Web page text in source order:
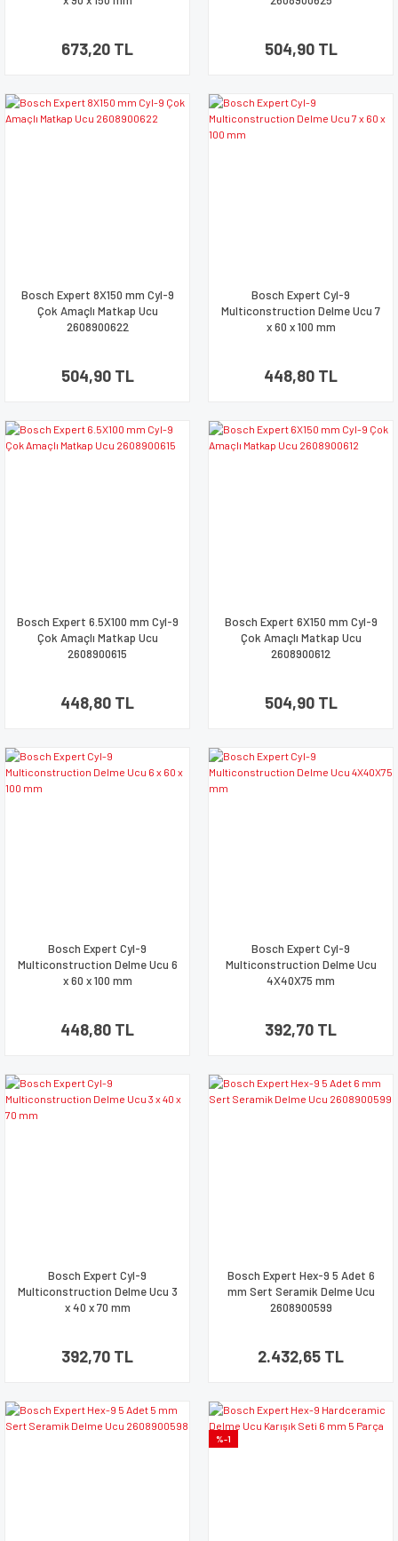
673,20 TL 504,90 TL
Bosch Expert 8X150 mm Cyl-9
Çok Amaçlı Matkap Ucu
2608900622
504,90 TL
Bosch Expert Cyl-9
Multiconstruction Delme Ucu 7
x 60 x 100 mm
448,80 TL
Bosch Expert 6.5X100 mm Cyl-9
Çok Amaçlı Matkap Ucu
2608900615
448,80 TL
Bosch Expert 6X150 mm Cyl-9
Çok Amaçlı Matkap Ucu
2608900612
504,90 TL
Bosch Expert Cyl-9
Multiconstruction Delme Ucu 6
x 60 x 100 mm
448,80 TL
Bosch Expert Cyl-9
Multiconstruction Delme Ucu
4X40X75 mm
392,70 TL
Bosch Expert Cyl-9
Multiconstruction Delme Ucu 3
x 40 x 70 mm
392,70 TL
Bosch Expert Hex-9 5 Adet 6
mm Sert Seramik Delme Ucu
2608900599
2.432,65 TL
%-1